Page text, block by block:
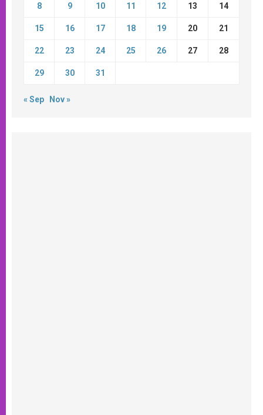
8 9 10 11 12 13 14
15 16 17 18 19 20 21
22 23 24 25 26 27 28
29 30 31
« Sep Nov »